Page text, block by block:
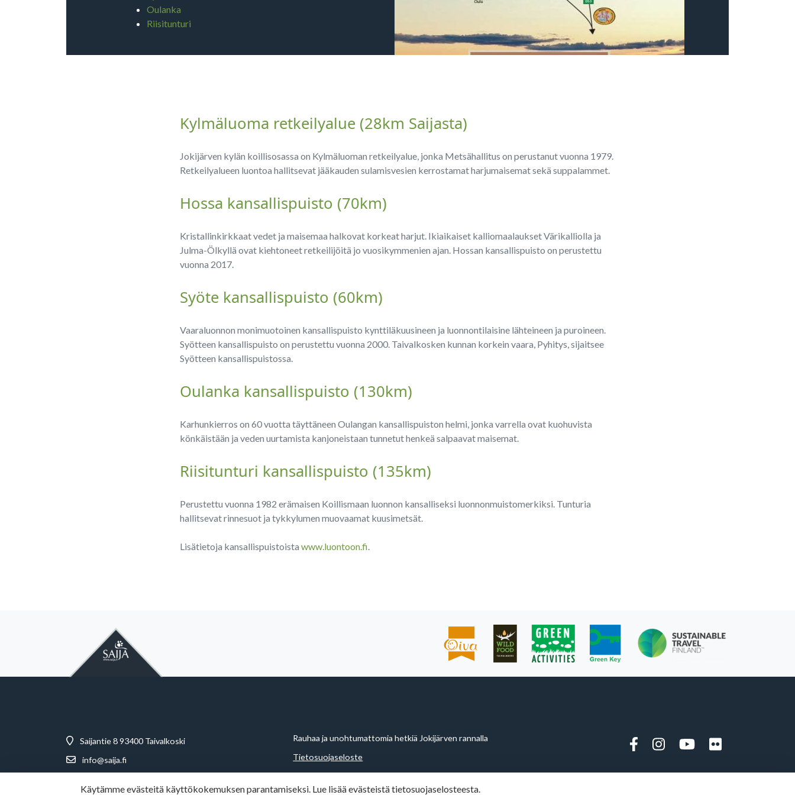
Oulanka
Riisitunturi
Kylmäluoma retkeilyalue (28km Saijasta)
Jokijärven kylän koillisosassa on Kylmäluoman retkeilyalue, jonka Metsähallitus on perustanut vuonna 1979.
Retkeilyalueen luontoa hallitsevat jääkauden sulamisvesien kerrostamat harjumaisemat sekä suppalammet.
Hossa kansallispuisto (70km)
Kristallinkirkkaat vedet ja maisemaa halkovat korkeat harjut. Ikiaikaiset kalliomaalaukset Värikalliolla ja
Julma-Ölkyllä ovat kiehtoneet retkeilijöitä jo vuosikymmenien ajan. Hossan kansallispuisto on perustettu
vuonna 2017.
Syöte kansallispuisto (60km)
Vaaraluonnon monimuotoinen kansallispuisto kynttiläkuusineen ja luonnontilaisine lähteineen ja puroineen.
Syötteen kansallispuisto on perustettu vuonna 2000. Taivalkosken kunnan korkein vaara, Pyhitys, sijaitsee
Syötteen kansallispuistossa.
Oulanka kansallispuisto (130km)
Karhunkierros on 60 vuotta täyttäneen Oulangan kansallispuiston helmi, jonka varrella ovat kuohuvista
könkäistään ja veden uurtamista kanjoneistaan tunnetut henkeä salpaavat maisemat.
Riisitunturi kansallispuisto (135km)
Perustettu vuonna 1982 erämaisen Koillismaan luonnon kansalliseksi luonnonmuistomerkiksi. Tunturia
hallitsevat rinnesuot ja tykkylumen muovaamat kuusimetsät.
Lisätietoja kansallispuistoista www.luontoon.fi.
Saijantie 8 93400 Taivalkoski
info@saija.fi
Rauhaa ja unohtumattomia hetkiä Jokijärven rannalla
Tietosuojaseloste
Käytämme evästeitä käyttökokemuksen parantamiseksi. Lue lisää evästeistä tietosuojaselosteesta.